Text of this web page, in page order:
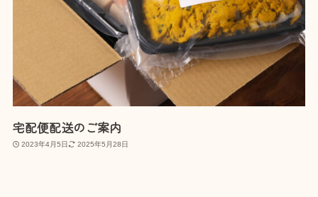
宅配便配送のご案内
2023年4月5日 2025年5月28日